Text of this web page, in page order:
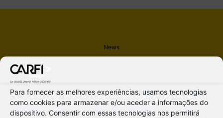
Para fornecer as melhores experiências, usamos tecnologias
como cookies para armazenar e/ou aceder a informações do
dispositivo. Consentir com essas tecnologias nos permitirá
News
Portugal 2020
NSFR (National Strategic Reference Frameworks)